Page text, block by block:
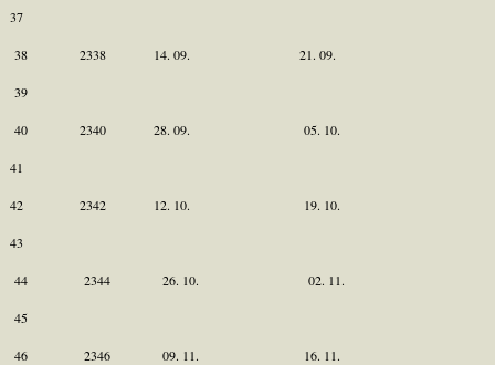
37
38 2338 14. 09. 21. 09.
39
40 2340 28. 09. 05. 10.
41
42 2342 12. 10. 19. 10.
43
44 2344 26. 10. 02. 11.
45
46 2346 09. 11. 16. 11.